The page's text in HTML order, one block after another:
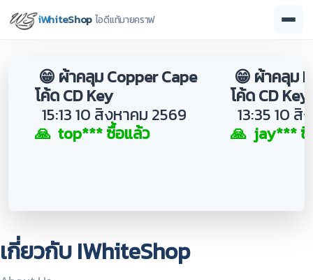
iWhiteShop ไอดีแท้มายคราฟ
😁 ผ้าคลุม Copper Cape
โค้ด CD Key
15:13 10 สิงหาคม 2569
🙏 top*** ซื้อแล้ว
😁 ผ้าคลุม
โค้ด CD Key
13:35 10 สิ
🙏 jay*** ซื้
เกี่ยวกับ IWhiteShop